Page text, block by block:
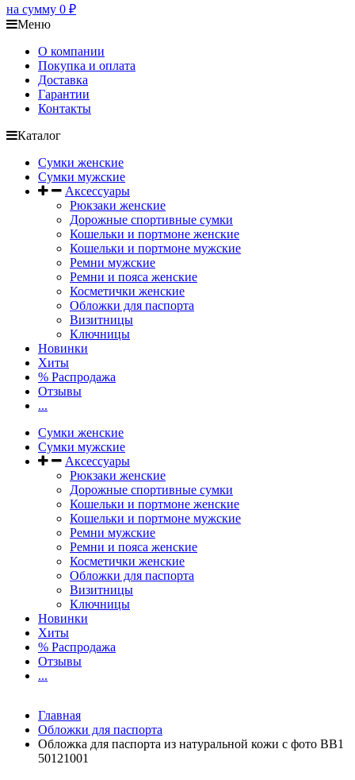
на сумму 0 ₽
Меню
О компании
Покупка и оплата
Доставка
Гарантии
Контакты
Каталог
Сумки женские
Сумки мужские
Аксессуары
Рюкзаки женские
Дорожные спортивные сумки
Кошельки и портмоне женские
Кошельки и портмоне мужские
Ремни мужские
Ремни и пояса женские
Косметички женские
Обложки для паспорта
Визитницы
Ключницы
Новинки
Хиты
% Распродажа
Отзывы
...
Сумки женские
Сумки мужские
Аксессуары
Рюкзаки женские
Дорожные спортивные сумки
Кошельки и портмоне женские
Кошельки и портмоне мужские
Ремни мужские
Ремни и пояса женские
Косметички женские
Обложки для паспорта
Визитницы
Ключницы
Новинки
Хиты
% Распродажа
Отзывы
...
Главная
Обложки для паспорта
Обложка для паспорта из натуральной кожи с фото BB1
50121001